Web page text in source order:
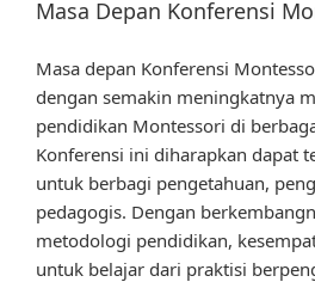
Masa Depan Konferensi
Masa depan Konferensi
dengan semakin meningkatnya
pendidikan Montessori di
Konferensi ini diharapkan dapat
untuk berbagi pengetahuan,
pedagogis. Dengan
metodologi pendidikan,
untuk belajar dari praktisi